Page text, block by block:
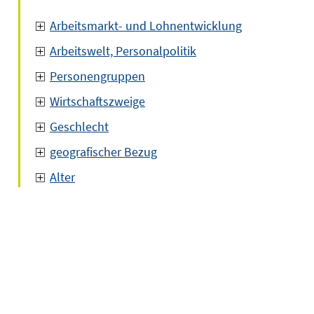
Arbeitsmarkt- und Lohnentwicklung
Arbeitswelt, Personalpolitik
Personengruppen
Wirtschaftszweige
Geschlecht
geografischer Bezug
Alter